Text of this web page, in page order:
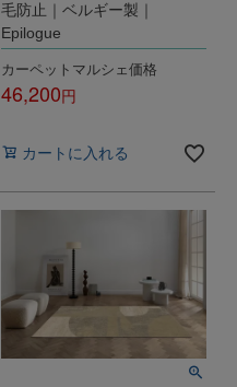
毛防止｜ベルギー製｜
Epilogue
カーペットマルシェ価格
46,200
カートに入れる